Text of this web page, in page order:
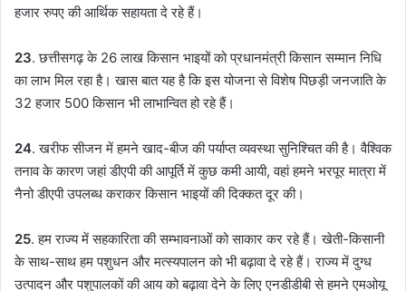
हजार रुपए की आर्थिक सहायता दे रहे हैं।
23. छत्तीसगढ़ के 26 लाख किसान भाइयों को प्रधानमंत्री किसान सम्मान निधि
का लाभ मिल रहा है। खास बात यह है कि इस योजना से विशेष पिछड़ी जनजाति के
32 हजार 500 किसान भी लाभान्वित हो रहे हैं।
24. खरीफ सीजन में हमने खाद-बीज की पर्याप्त व्यवस्था सुनिश्चित की है। वैश्विक
तनाव के कारण जहां डीएपी की आपूर्ति में कुछ कमी आयी, वहां हमने भरपूर मात्रा में
नैनो डीएपी उपलब्ध कराकर किसान भाइयों की दिक्कत दूर की।
25. हम राज्य में सहकारिता की सम्भावनाओं को साकार कर रहे हैं। खेती-किसानी
के साथ-साथ हम पशुधन और मत्स्यपालन को भी बढ़ावा दे रहे हैं। राज्य में दुग्ध
उत्पादन और पशुपालकों की आय को बढ़ावा देने के लिए एनडीडीबी से हमने एमओयू